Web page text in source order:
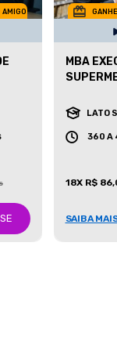
AMIGO
MBA
LATO
360 A
18X R$
SAIBA